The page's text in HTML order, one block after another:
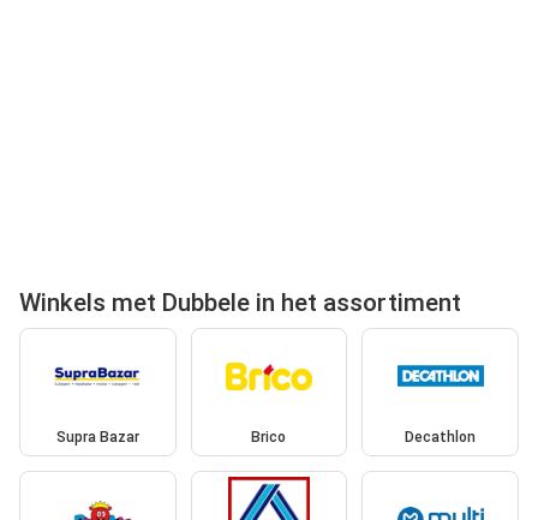
Winkels met Dubbele in het assortiment
Supra Bazar Brico Decathlon